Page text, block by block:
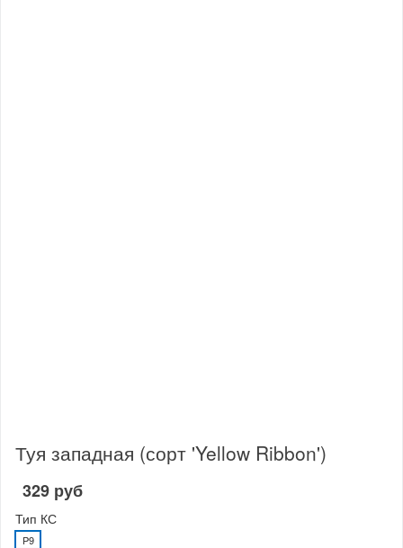
Туя западная (сорт 'Yellow Ribbon')
329 руб
Тип КС
P9